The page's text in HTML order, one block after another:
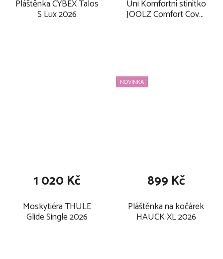
Pláštěnka CYBEX Talos
S Lux 2026
Uni Komfortní stínítko
JOOLZ Comfort Cover
Moskytiéra THULE
Glide Single 2026
1 020 Kč
NOVINKA
Pláštěnka na kočárek
HAUCK XL 2026
899 Kč